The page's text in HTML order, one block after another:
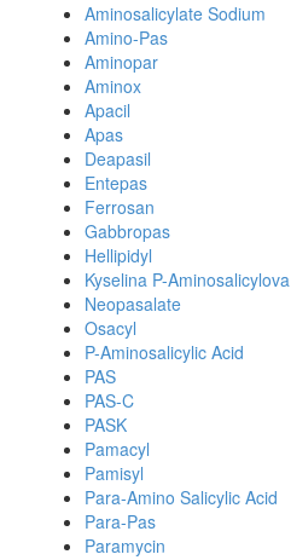
Aminosalicylate Sodium
Amino-Pas
Aminopar
Aminox
Apacil
Apas
Deapasil
Entepas
Ferrosan
Gabbropas
Hellipidyl
Kyselina P-Aminosalicylova
Neopasalate
Osacyl
P-Aminosalicylic Acid
PAS
PAS-C
PASK
Pamacyl
Pamisyl
Para-Amino Salicylic Acid
Para-Pas
Paramycin